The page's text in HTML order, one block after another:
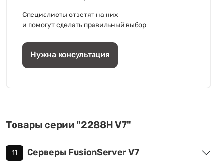
Специалисты ответят на них
и помогут сделать правильный выбор
Нужна консультация
Товары серии "2288H V7"
11 Серверы FusionServer V7